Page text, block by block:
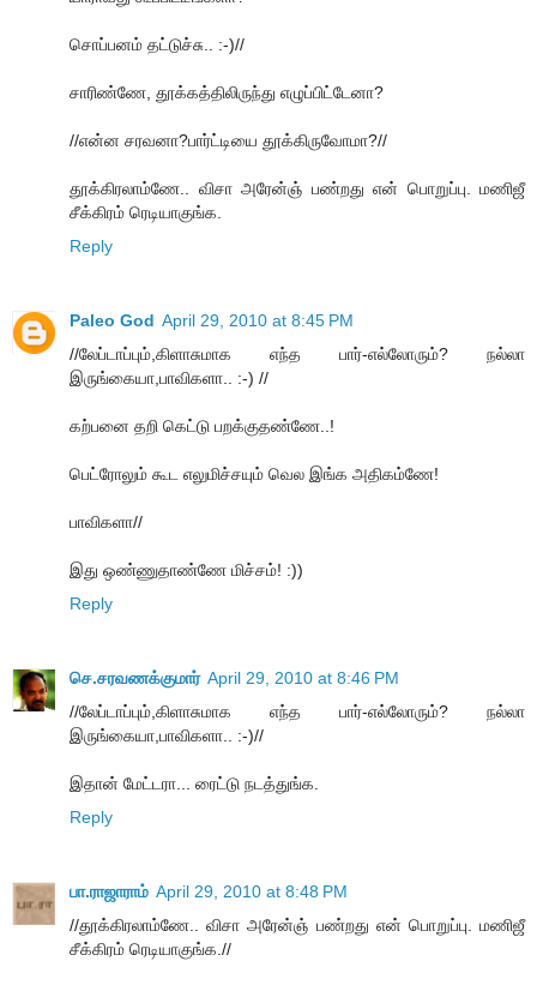
சொப்பனம் தட்டுச்சு.. :-)//
சாரிண்ணே, தூக்கத்திலிருந்து எழுப்பிட்டேனா?
//என்ன சரவனா?பார்ட்டியை தூக்கிருவோமா?//
தூக்கிரலாம்ணே.. விசா அரேன்ஞ் பண்றது என் பொறுப்பு. மணிஜீ
சீக்கிரம் ரெடியாகுங்க.
Reply
Paleo God April 29, 2010 at 8:45 PM
//லேப்டாப்பும்,கிளாசுமாக எந்த பார்-எல்லோரும்? நல்லா
இருங்கையா,பாவிகளா.. :-) //
கற்பனை தறி கெட்டு பறக்குதண்ணே..!
பெட்ரோலும் கூட எலுமிச்சயும் வெல இங்க அதிகம்ணே!
பாவிகளா//
இது ஒண்ணுதாண்ணே மிச்சம்! :))
Reply
செ.சரவணக்குமார் April 29, 2010 at 8:46 PM
//லேப்டாப்பும்,கிளாசுமாக எந்த பார்-எல்லோரும்? நல்லா
இருங்கையா,பாவிகளா.. :-)//
இதான் மேட்டரா... ரைட்டு நடத்துங்க.
Reply
பா.ராஜாராம் April 29, 2010 at 8:48 PM
//தூக்கிரலாம்ணே.. விசா அரேன்ஞ் பண்றது என் பொறுப்பு. மணிஜீ
சீக்கிரம் ரெடியாகுங்க.//